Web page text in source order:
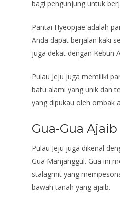
bagi pengunjung untuk
Pantai Hyeopjae adalah
Anda dapat berjalan kaki
juga dekat dengan Kebun
Pulau Jeju juga memiliki
batu alami yang unik dan
yang dipukau oleh ombak
Gua-Gua Ajaib
Pulau Jeju juga dikenal
Gua Manjanggul. Gua ini
stalagmit yang
bawah tanah yang ajaib.